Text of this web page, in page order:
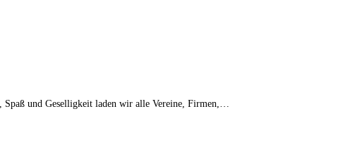
und Geselligkeit laden wir alle Vereine, Firmen,…